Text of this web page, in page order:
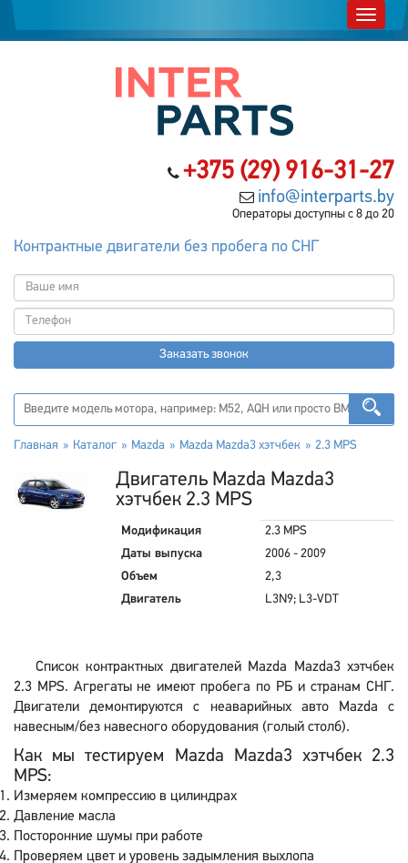
+375 (29) 916-31-27
info@interparts.by
Операторы доступны с 8 до 20
Контрактные двигатели без пробега по СНГ
Заказать звонок
Главная Каталог Mazda Mazda Mazda3 хэтчбек 2.3 MPS
Двигатель Mazda Mazda3
хэтчбек 2.3 MPS
Модификация
2.3 MPS
Даты выпуска
2006 - 2009
Объем
2,3
Двигатель
L3N9; L3-VDT
Список контрактных двигателей Mazda Mazda3 хэтчбек
2.3 MPS. Агрегаты не имеют пробега по РБ и странам СНГ.
Двигатели демонтируются с неаварийных авто Mazda с
навесным/без навесного оборудования (голый столб).
Как мы тестируем Mazda Mazda3 хэтчбек 2.3
MPS:
Измеряем компрессию в цилиндрах
Давление масла
Посторонние шумы при работе
Проверяем цвет и уровень задымления выхлопа